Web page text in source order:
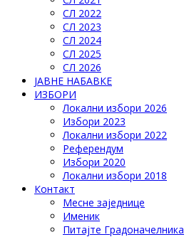
СЛ 2022
СЛ 2023
СЛ 2024
СЛ 2025
СЛ 2026
ЈАВНЕ НАБАВКЕ
ИЗБОРИ
Локални избори 2026
Избори 2023
Локални избори 2022
Референдум
Избори 2020
Локални избори 2018
Контакт
Месне заједнице
Именик
Питајте Градоначелника